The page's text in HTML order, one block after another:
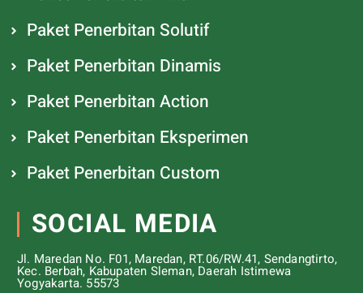
Paket Penerbitan Solutif
Paket Penerbitan Dinamis
Paket Penerbitan Action
Paket Penerbitan Eksperimen
Paket Penerbitan Custom
SOCIAL MEDIA
Jl. Maredan No. F01, Maredan, RT.06/RW.41, Sendangtirto,
Kec. Berbah, Kabupaten Sleman, Daerah Istimewa
Yogyakarta. 55573